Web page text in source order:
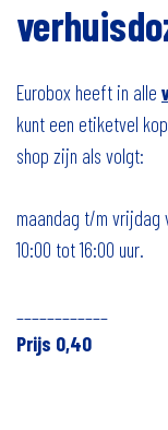
Eurobox heeft in alle
kunt een etiketvel
shop zijn als volgt:
maandag t/m vrijdag
10:00 tot 16:00 uur.
Prijs 0,40